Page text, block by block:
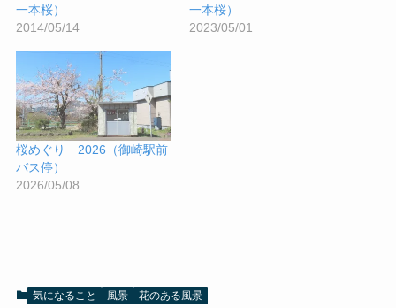
一本桜）
2014/05/14
一本桜）
2023/05/01
桜めぐり 2026（御崎駅前
バス停）
2026/05/08
気になること 風景 花のある風景